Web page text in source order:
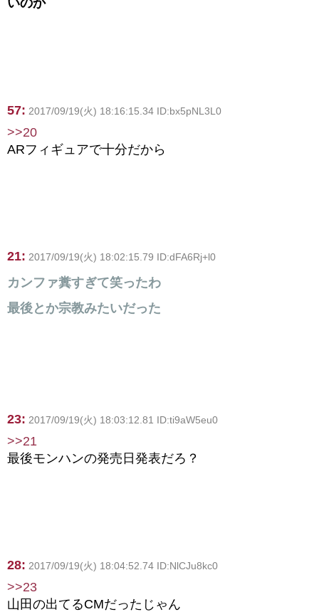
57: 2017/09/19(火) 18:16:15.34 ID:bx5pNL3L0
>>20
ARフィギュアで十分だから
21: 2017/09/19(火) 18:02:15.79 ID:dFA6Rj+l0
カンファ糞すぎて笑ったわ
最後とか宗教みたいだった
23: 2017/09/19(火) 18:03:12.81 ID:ti9aW5eu0
>>21
最後モンハンの発売日発表だろ？
28: 2017/09/19(火) 18:04:52.74 ID:NlCJu8kc0
>>23
山田の出てるCMだったじゃん